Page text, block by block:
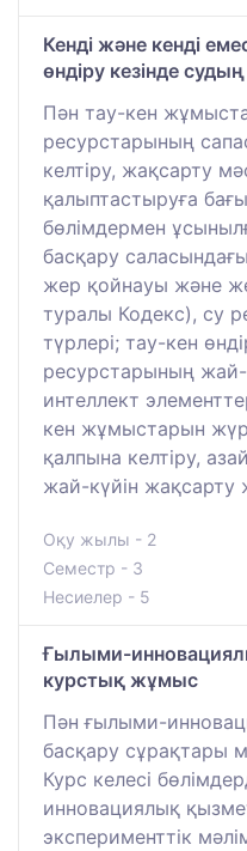
Кенді және кенді
өндіру кезінде
Пән тау-кен
ресурстарының
келтіру, жақсарту
қалыптастыруға
бөлімдермен
басқару
жер қойнауы және
туралы Кодекс), су
түрлері; тау-кен
ресурстарының жай-
интеллект
кен жұмыстарын
қалпына келтіру,
жай-күйін жақсарту
Оқу жылы - 2
Семестр - 3
Несиелер - 5
Ғылыми-
курстық жұмыс
Пән ғылыми-
басқару сұрақтары
Курс келесі
инновациялық
эксперименттік